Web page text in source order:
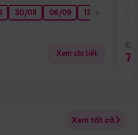
30/08 06/09 13/09
Xem chi tiết
Xem tất cả
Điểm nổi bật